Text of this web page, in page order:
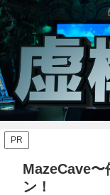
PR
MazeCave〜
ン！